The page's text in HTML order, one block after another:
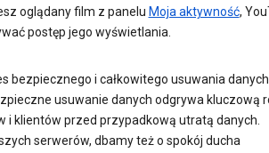
oglądany film z panelu Moja aktywność,
postęp jego wyświetlania.
bezpiecznego i całkowitego usuwania
usuwanie danych odgrywa kluczową
i klientów przed przypadkową utratą danych.
serwerów, dbamy też o spokój ducha